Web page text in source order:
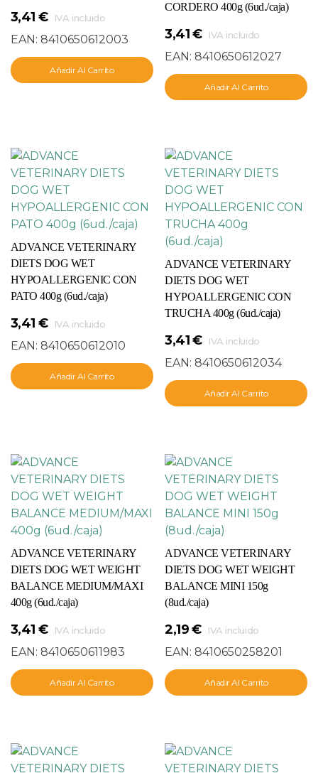
3,41 € IVA incluido
EAN: 8410650612003
Añadir Al Carrito
CORDERO 400g (6ud./caja)
3,41€ IVA incluido
EAN:8410650612027
Añadir Al Carrito
ADVANCE VETERINARY
DIETS DOG WET
HYPOALLERGENIC CON
PATO 400g (6ud./caja)
3,41 € IVA incluido
EAN: 8410650612010
Añadir Al Carrito
ADVANCE VETERINARY
DIETS DOG WET
HYPOALLERGENIC CON
TRUCHA 400g (6ud./caja)
3,41€ IVA incluido
EAN:8410650612034
Añadir Al Carrito
ADVANCE VETERINARY
DIETS DOG WET WEIGHT
BALANCE MEDIUM/MAXI
400g (6ud./caja)
3,41 € IVA incluido
EAN: 8410650611983
Añadir Al Carrito
ADVANCE VETERINARY
DIETS DOG WET WEIGHT
BALANCE MINI 150g
(8ud./caja)
2,19€ IVA incluido
EAN:8410650258201
Añadir Al Carrito